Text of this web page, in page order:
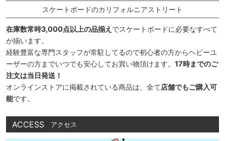
スケートボードのカリフォルニアストリート
在庫数常時3,000点以上の品揃え でスケートボードに必要なすべて
が揃います。
経験豊富な専門スタッフが常駐してるので初心者の方からヘビーユ
ーザーの方までいつでも安心してお買い物頂けます。 17時までのご
注文は当日発送！
オンラインストアに掲載されている商品は、全て店舗でもご購入可
能です。
ACCESS アクセス